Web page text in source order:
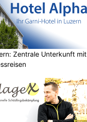
Zentrale Unterkunft mit